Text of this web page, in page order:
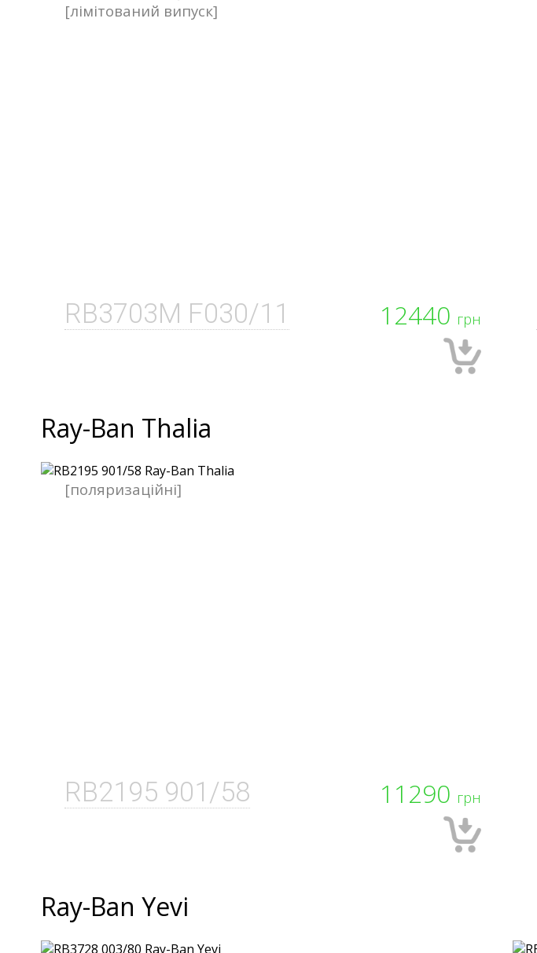
12440 грн
RB3703M F030/11
[лімітований випуск]
Ray-Ban Thalia
11290 грн
RB2195 901/58
[поляризаційні]
Ray-Ban Yevi